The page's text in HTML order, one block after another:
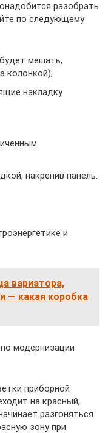
разобрать
по следующему
мешать,
колонкой);
накладку
накренив панель.
и
вариатора,
— какая коробка
модернизации
приборной
на красный,
разгоняться
зону при